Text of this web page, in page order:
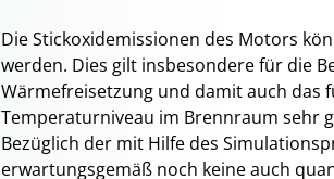
Die Stickoxidemissionen des Motors
werden. Dies gilt insbesondere für die
Wärmefreisetzung und damit auch das
Temperaturniveau im Brennraum sehr
Bezüglich der mit Hilfe des
erwartungsgemäß noch keine auch